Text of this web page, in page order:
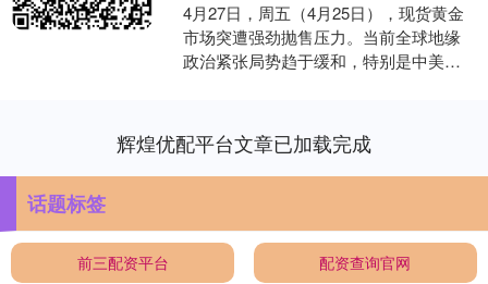
4月27日，周五（4月25日），现货黄金
市场突遭强劲抛售压力。当前全球地缘
政治紧张局势趋于缓和，特别是中美关
辉煌优配平台文章已加载完成
话题标签
前三配资平台 配资查询官网